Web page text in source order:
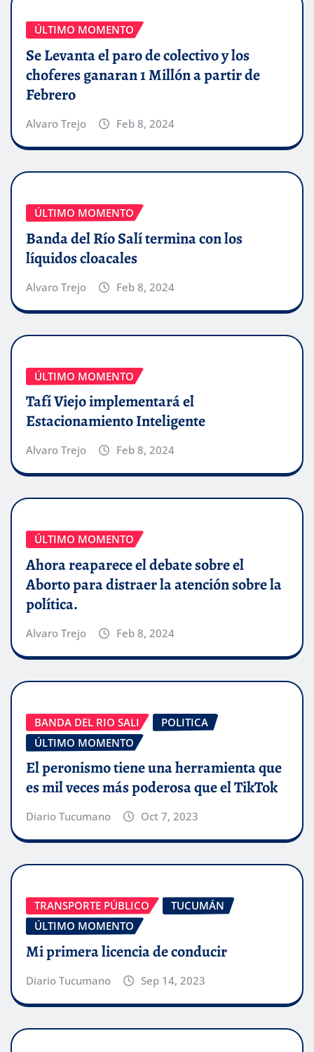
ÚLTIMO MOMENTO
Se Levanta el paro de colectivo y los
choferes ganaran 1 Millón a partir de
Febrero
Alvaro Trejo Feb 8, 2024
ÚLTIMO MOMENTO
Banda del Río Salí termina con los
líquidos cloacales
Alvaro Trejo Feb 8, 2024
ÚLTIMO MOMENTO
Tafí Viejo implementará el
Estacionamiento Inteligente
Alvaro Trejo Feb 8, 2024
ÚLTIMO MOMENTO
Ahora reaparece el debate sobre el
Aborto para distraer la atención sobre la
política.
Alvaro Trejo Feb 8, 2024
BANDA DEL RIO SALI
POLITICA
ÚLTIMO MOMENTO
El peronismo tiene una herramienta que
es mil veces más poderosa que el TikTok
Diario Tucumano Oct 7, 2023
TRANSPORTE PÚBLICO
TUCUMÁN
ÚLTIMO MOMENTO
Mi primera licencia de conducir
Diario Tucumano Sep 14, 2023